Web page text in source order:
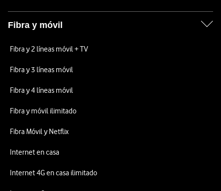
Fibra y móvil
Fibra y 2 líneas móvil + TV
Fibra y 3 líneas móvil
Fibra y 4 líneas móvil
Fibra y móvil ilimitado
Fibra Móvil y Netflix
Internet en casa
Internet 4G en casa ilimitado